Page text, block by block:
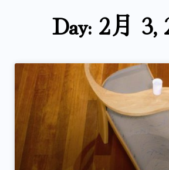
Day: 2月 3,